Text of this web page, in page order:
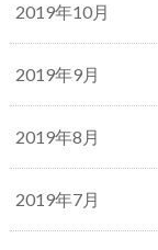
2019年10月
2019年9月
2019年8月
2019年7月